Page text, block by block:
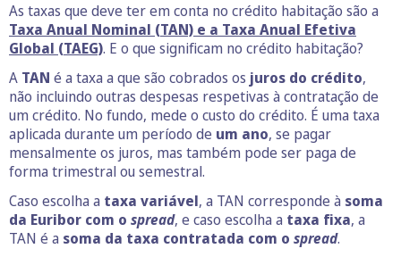
As taxas que deve ter em conta no crédito habitação são a
Taxa Anual Nominal (TAN) e a Taxa Anual Efetiva
Global (TAEG). E o que significam no crédito habitação?
A TAN é a taxa a que são cobrados os juros do crédito,
não incluindo outras despesas respetivas à contratação de
um crédito. No fundo, mede o custo do crédito. É uma taxa
aplicada durante um período de um ano, se pagar
mensalmente os juros, mas também pode ser paga de
forma trimestral ou semestral.
Caso escolha a taxa variável, a TAN corresponde à soma
da Euribor com o spread, e caso escolha a taxa fixa, a
TAN é a soma da taxa contratada com o spread.